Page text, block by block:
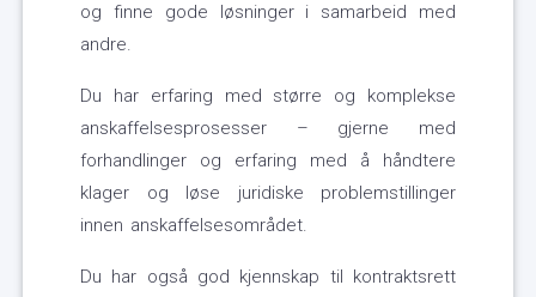
og finne gode løsninger i samarbeid med
andre.
Du har erfaring med større og komplekse
anskaffelsesprosesser – gjerne med
forhandlinger og erfaring med å håndtere
klager og løse juridiske problemstillinger
innen anskaffelsesområdet.
Du har også god kjennskap til kontraktsrett